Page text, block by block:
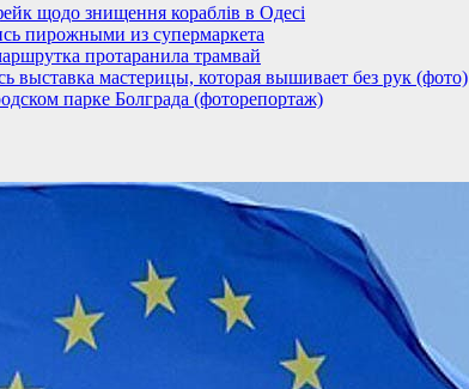
щодо знищення кораблів в Одесі
пирожными из супермаркета
протаранила трамвай
выставка мастерицы, которая вышивает без рук (фото)
парке Болграда (фоторепортаж)